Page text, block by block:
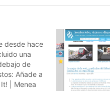
desde hace
una
de
Añade a
| Menea